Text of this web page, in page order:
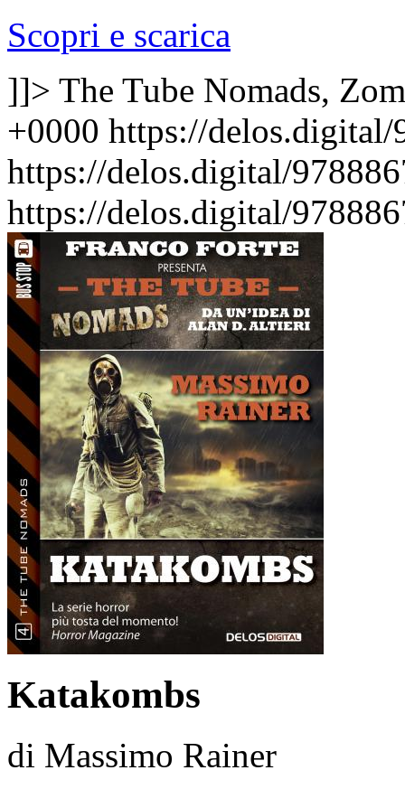
Scopri e scarica
]]> The Tube Nomads,
+0000 https://delos.digital/
https://delos.digital/
https://delos.digital/
Katakombs
di Massimo Rainer